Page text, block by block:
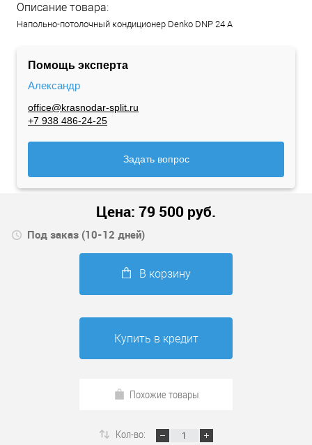
Описание товара:
Напольно-потолочный кондиционер Denko DNP 24 А
Помощь эксперта
Александр
office@krasnodar-split.ru
+7 938 486-24-25
Задать вопрос
Цена: 79 500 руб.
Под заказ (10-12 дней)
В корзину
Купить в кредит
Похожие товары
Кол-во: